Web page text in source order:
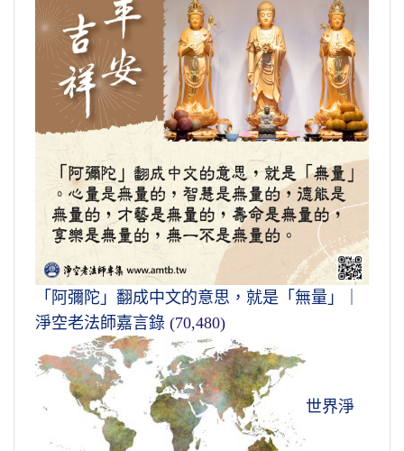
「阿彌陀」翻成中文的意思，就是「無量」｜
淨空老法師嘉言錄 (70,480)
世界淨